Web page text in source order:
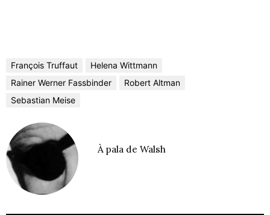
François Truffaut
Helena Wittmann
Rainer Werner Fassbinder
Robert Altman
Sebastian Meise
À pala de Walsh